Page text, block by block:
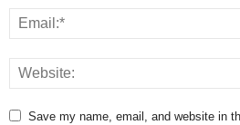
Save my name, email, and website in